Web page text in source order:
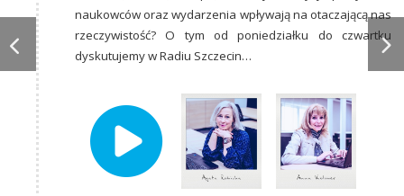
naukowców oraz wydarzenia wpływają na otaczającą nas
rzeczywistość? O tym od poniedziałku do czwartku
dyskutujemy w Radiu Szczecin…